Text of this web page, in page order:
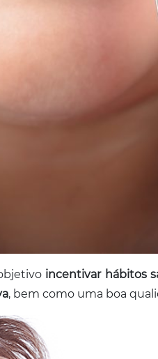
incentivar hábitos
, bem como uma boa